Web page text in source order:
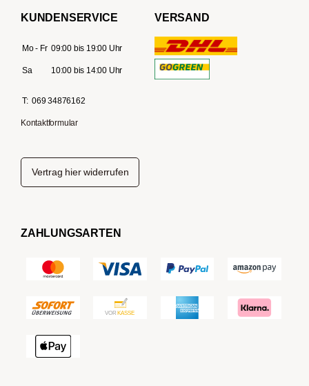
KUNDENSERVICE
Mo - Fr 09:00 bis 19:00 Uhr
Sa 10:00 bis 14:00 Uhr
T: 069 34876162
Kontaktformular
VERSAND
Vertrag hier widerrufen
ZAHLUNGSARTEN